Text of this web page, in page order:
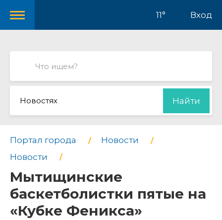
11° Вход
Новостях Найти
Портал города
Новости
Новости
Мытищинские
баскетболистки пятые на
«Кубке Феникса»